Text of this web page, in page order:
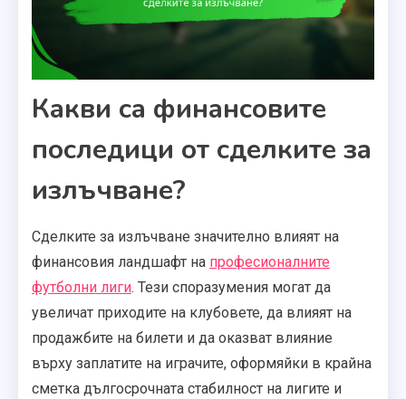
Какви са финансовите
последици от сделките за
излъчване?
Сделките за излъчване значително влияят на
финансовия ландшафт на професионалните
футболни лиги. Тези споразумения могат да
увеличат приходите на клубовете, да влияят на
продажбите на билети и да оказват влияние
върху заплатите на играчите, оформяйки в крайна
сметка дългосрочната стабилност на лигите и